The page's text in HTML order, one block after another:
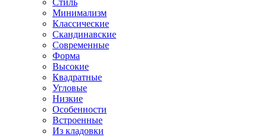
Стиль
Минимализм
Классические
Скандинавские
Современные
Форма
Высокие
Квадратные
Угловые
Низкие
Особенности
Встроенные
Из кладовки